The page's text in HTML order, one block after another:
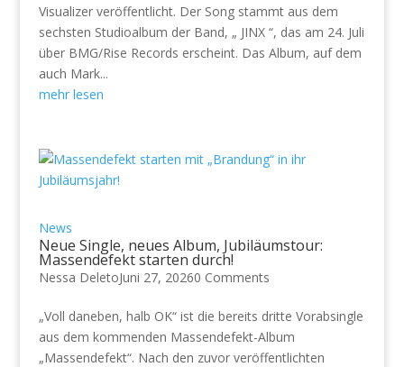
Visualizer veröffentlicht. Der Song stammt aus dem
sechsten Studioalbum der Band, „ JINX “, das am 24. Juli
über BMG/Rise Records erscheint. Das Album, auf dem
auch Mark...
mehr lesen
News
Neue Single, neues Album, Jubiläumstour:
Massendefekt starten durch!
Nessa DeletoJuni 27, 20260 Comments
„Voll daneben, halb OK“ ist die bereits dritte Vorabsingle
aus dem kommenden Massendefekt-Album
„Massendefekt“. Nach den zuvor veröffentlichten